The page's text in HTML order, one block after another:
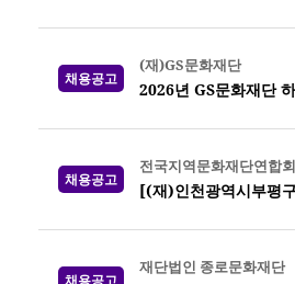
채용공고
(재)GS문화재단
2026년 GS문화재단
채용공고
전국지역문화재단연합회
[(재)인천광역시부평
채용공고
재단법인 종로문화재단